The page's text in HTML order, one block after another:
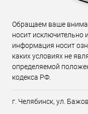
Обращаем ваше
носит исключительно
информация носит
каких условиях не
определяемой
кодекса РФ.
г. Челябинск, ул.